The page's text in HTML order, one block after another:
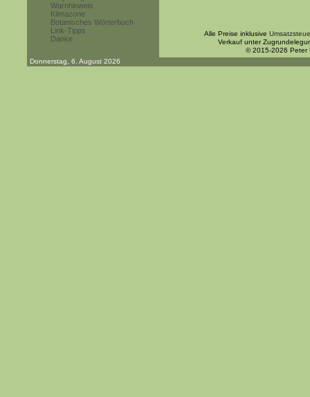
Warnhinweis
Klimazone
Botanisches Wörterbuch
Link-Tipps
Danke
Alle Preise inklusive
Verkauf unter
© 2015-2026 Peter
Donnerstag, 6. August 2026